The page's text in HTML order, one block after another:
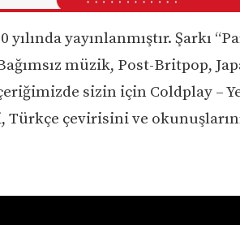
yılında yayınlanmıştır. Şarkı
müzik, Post-Britpop,
sizin için Coldplay –
Türkçe çevirisini ve